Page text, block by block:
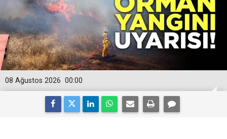
00:00
08 Ağustos 2026